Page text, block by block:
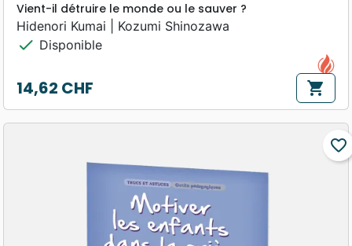
Vient-il détruire le monde ou le sauver ?
Hidenori Kumai | Kozumi Shinozawa
check Disponible
Prix
14,62 CHF shopping_cart
favorite_border